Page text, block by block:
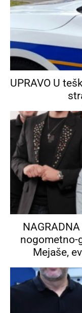
UPRAVO U
nogometno-
Mejaše,